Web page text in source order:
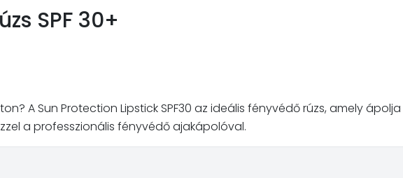
SPF 30+
A Sun Protection Lipstick SPF30 az ideális fényvédő rúzs, amely
a professzionális fényvédő ajakápolóval.